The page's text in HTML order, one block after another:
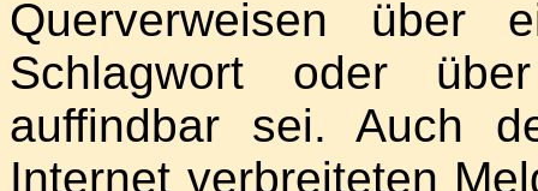
Querverweisen über
Schlagwort oder
auffindbar sei. Auch
Internet verbreiteten